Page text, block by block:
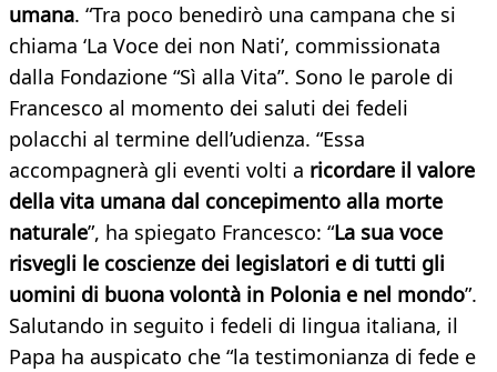
umana. “Tra poco benedirò una campana che si
chiama ‘La Voce dei non Nati’, commissionata
dalla Fondazione “Sì alla Vita”. Sono le parole di
Francesco al momento dei saluti dei fedeli
polacchi al termine dell’udienza. “Essa
accompagnerà gli eventi volti a ricordare il valore
della vita umana dal concepimento alla morte
naturale”, ha spiegato Francesco: “La sua voce
risvegli le coscienze dei legislatori e di tutti gli
uomini di buona volontà in Polonia e nel mondo”.
Salutando in seguito i fedeli di lingua italiana, il
Papa ha auspicato che “la testimonianza di fede e